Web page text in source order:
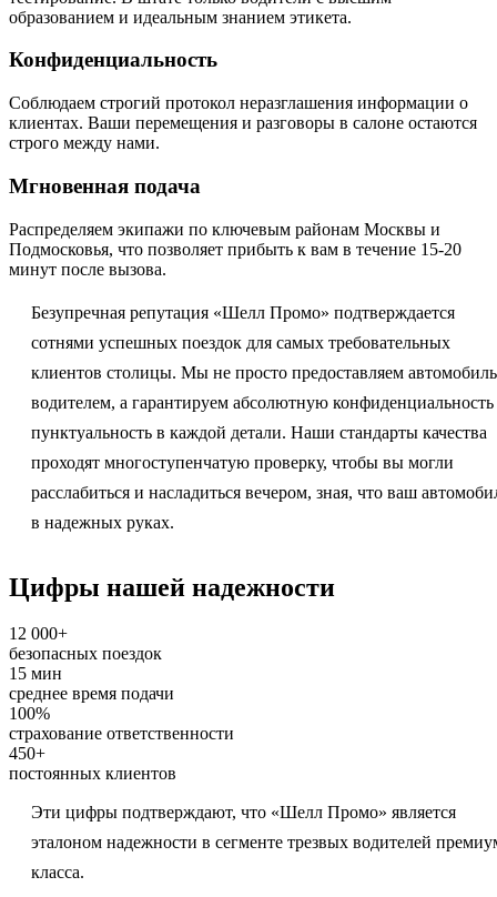
образованием и идеальным знанием этикета.
Конфиденциальность
Соблюдаем строгий протокол неразглашения информации о
клиентах. Ваши перемещения и разговоры в салоне остаются
строго между нами.
Мгновенная подача
Распределяем экипажи по ключевым районам Москвы и
Подмосковья, что позволяет прибыть к вам в течение 15-20
минут после вызова.
Безупречная репутация «Шелл Промо» подтверждается
сотнями успешных поездок для самых требовательных
клиентов столицы. Мы не просто предоставляем
водителем, а гарантируем абсолютную
пунктуальность в каждой детали. Наши стандарты качества
проходят многоступенчатую проверку, чтобы вы могли
расслабиться и насладиться вечером, зная, что ваш
в надежных руках.
Цифры нашей надежности
12 000+
безопасных поездок
15 мин
среднее время подачи
100%
страхование ответственности
450+
постоянных клиентов
Эти цифры подтверждают, что «Шелл Промо» является
эталоном надежности в сегменте трезвых водителей
класса.